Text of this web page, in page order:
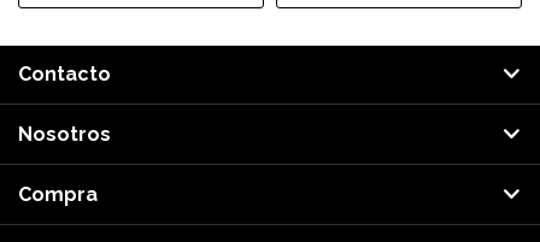
Contacto
Nosotros
Compra